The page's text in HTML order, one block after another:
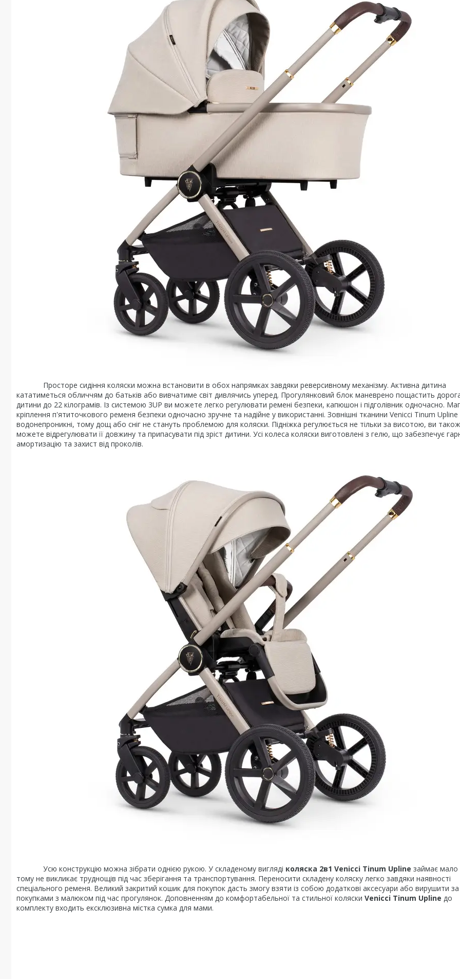
Просторе сидіння коляски можна встановити в обох напрямках завдяки реверсивному механізму. Активна дитина
кататиметься обличчям до батьків або вивчатиме світ дивлячись уперед. Прогулянковий блок маневрено пощастить
дитини до 22 кілограмів. Із системою 3UP ви можете легко регулювати ремені безпеки, капюшон і підголівник одночасно.
кріплення п'ятиточкового ременя безпеки одночасно зручне та надійне у використанні. Зовнішні тканини Venicci Tinum Upline
водонепроникні, тому дощ або сніг не стануть проблемою для коляски. Підніжка регулюється не тільки за висотою, ви також
можете відрегулювати її довжину та припасувати під зріст дитини. Усі колеса коляски виготовлені з гелю, що забезпечує
амортизацію та захист від проколів.
Усю конструкцію можна зібрати однією рукою. У складеному вигляді коляска 2в1 Venicci Tinum Upline займає мало
тому не викликає труднощів під час зберігання та транспортування. Переносити складену коляску легко завдяки наявності
спеціального ременя. Великий закритий кошик для покупок дасть змогу взяти із собою додаткові аксесуари або вирушити за
покупками з малюком під час прогулянок. Доповненням до комфортабельної та стильної коляски Venicci Tinum Upline до
комплекту входить ексклюзивна містка сумка для мами.